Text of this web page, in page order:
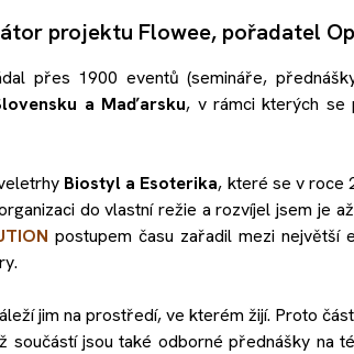
projektu Flowee, pořadatel
přes 1900 eventů (semináře,
a Maďarsku, v rámci kterých se
Biostyl a Esoterika, které se v roce
do vlastní režie a rozvíjel jsem je
postupem času zařadil mezi největší
jim na prostředí, ve kterém žijí. Proto
součástí jsou také odborné přednášky na